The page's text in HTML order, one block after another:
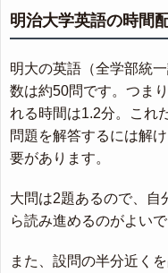
明治大学英語の時間
明大の英語（全学部統
数は約50問です。つま
れる時間は1.2分。これ
問題を解答するには解
要があります。
大問は2題あるので、自
ら読み進めるのがよいで
また、設問の半分近く